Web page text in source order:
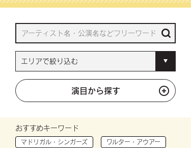
演目から探す
おすすめキーワード
マドリガル・シンガーズ ワルター・アウアー